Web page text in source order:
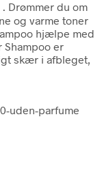
. Drømmer du om
og varme toner
hjælpe med
Shampoo er
skær i afbleget,
uden-parfume